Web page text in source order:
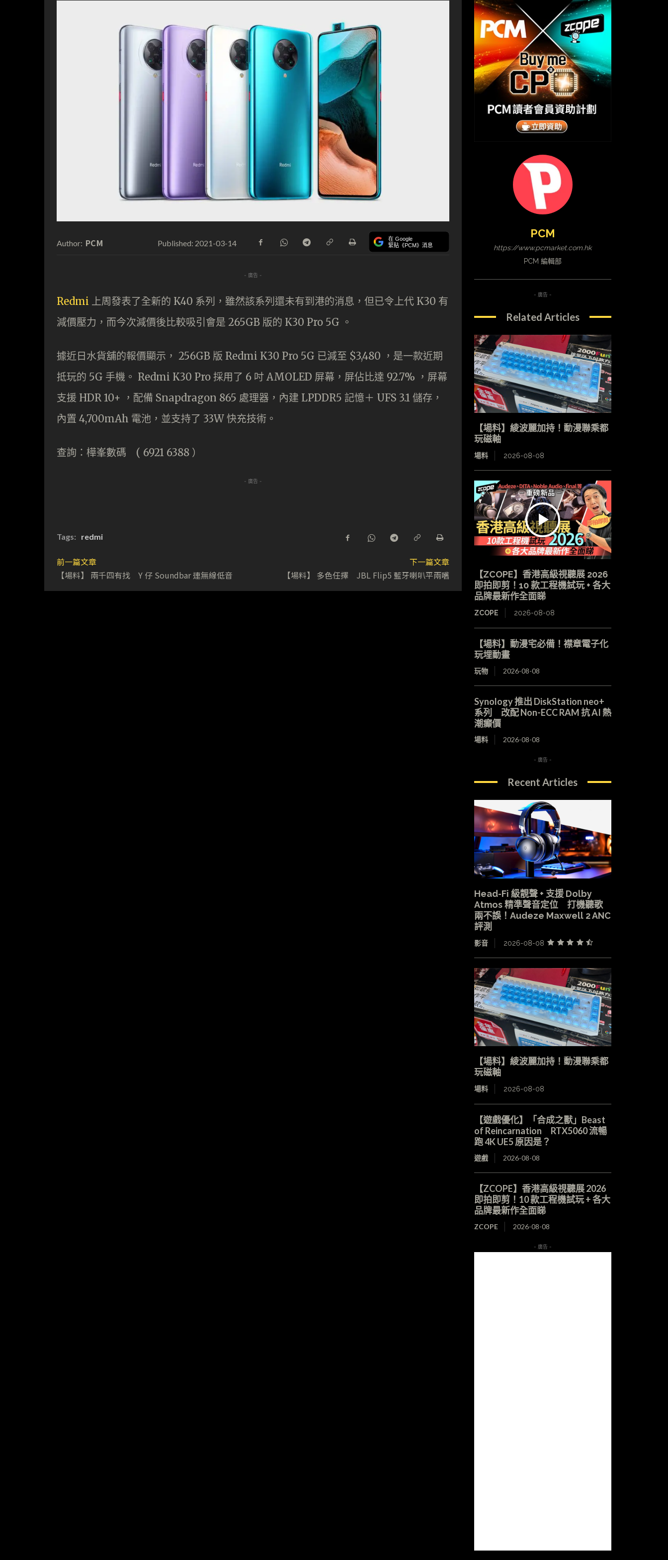
Author: PCM Published: 2021-03-14 在 Google
緊貼《PCM》消息
- 廣告 -
Redmi 上周發表了全新的 K40 系列，雖然該系列還未有到港的消息，但已令上代 K30 有
減價壓力，而今次減價後比較吸引會是 265GB 版的 K30 Pro 5G 。
據近日水貨舖的報價顯示， 256GB 版 Redmi K30 Pro 5G 已減至 $3,480 ，是一款近期
抵玩的 5G 手機。 Redmi K30 Pro 採用了 6 吋 AMOLED 屏幕，屏佔比達 92.7% ，屏幕
支援 HDR 10+ ，配備 Snapdragon 865 處理器，內建 LPDDR5 記憶＋ UFS 3.1 儲存，
內置 4,700mAh 電池，並支持了 33W 快充技術。
查詢：樺峯數碼 ( 6921 6388 ）
- 廣告 -
Tags: redmi
前一篇文章
【場料】 兩千四有找 Y 仔 Soundbar 連無線低音
下一篇文章
【場料】 多色任擇 JBL Flip5 藍牙喇叭平兩嚿
PCM
https://www.pcmarket.com.hk
PCM 編輯部
- 廣告 -
Related Articles
【場料】綾波麗加持！動漫聯乘都
玩磁軸
場料 2026-08-08
【ZCOPE】香港高級視聽展 2026
即拍即剪！10 款工程機試玩 + 各大
品牌最新作全面睇
ZCOPE 2026-08-08
【場料】動漫宅必備！襟章電子化
玩埋動畫
玩物 2026-08-08
Synology 推出 DiskStation neo+
系列 改配 Non-ECC RAM 抗 AI 熱
潮癲價
場料 2026-08-08
- 廣告 -
Recent Articles
Head-Fi 級靚聲 + 支援 Dolby
Atmos 精準聲音定位 打機聽歌
兩不誤！Audeze Maxwell 2 ANC
評測
影音 2026-08-08
【場料】綾波麗加持！動漫聯乘都
玩磁軸
場料 2026-08-08
【遊戲優化】「合成之獸」Beast
of Reincarnation RTX5060 流暢
跑 4K UE5 原因是？
遊戲 2026-08-08
【ZCOPE】香港高級視聽展 2026
即拍即剪！10 款工程機試玩 + 各大
品牌最新作全面睇
ZCOPE 2026-08-08
- 廣告 -